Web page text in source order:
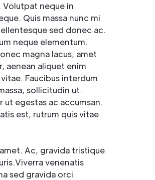
neque in
Quis massa nunc mi
sed donec ac.
neque elementum.
magna lacus, amet
aenean aliquet enim
Faucibus interdum
sollicitudin ut.
ut egestas ac accumsan.
est, rutrum quis vitae
Ac, gravida tristique
venenatis
sed gravida orci